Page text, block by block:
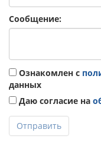
Сообщение:
Ознакомлен с
данных
Даю согласие на
Отправить